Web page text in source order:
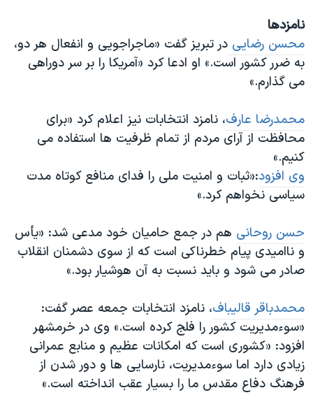
نامزدها
محسن رضایی در تبریز گفت «ماجراجویی و انفعال هر دو،
به ضرر کشور است.» او ادعا کرد «آمریکا را بر سر دوراهی
می گذارم.»
محمدرضا عارف، نامزد انتخابات نیز اعلام کرد «برای
محافظت از آرای مردم از تمام ظرفیت ها استفاده می
کنیم.»
وی افزود:«ثبات و امنیت ملی را فدای منافع کوتاه مدت
سیاسی نخواهم کرد.»
حسن روحانی هم در جمع حامیان خود مدعی شد: «یأس
و ناامیدی پیام خطرناکی است که از سوی دشمنان انقلاب
صادر می شود و باید نسبت به آن هوشیار بود.»
محمدباقر قالیباف، نامزد انتخابات جمعه عصر گفت:
«سوءمدیریت کشور را فلج کرده است.» وی در خرمشهر
افزود: «کشوری است که امکانات عظیم و منابع عمرانی
زیادی دارد اما سوءمدیریت، نارسایی ها و دور شدن از
فرهنگ دفاع مقدس ما را بسیار عقب انداخته است.»